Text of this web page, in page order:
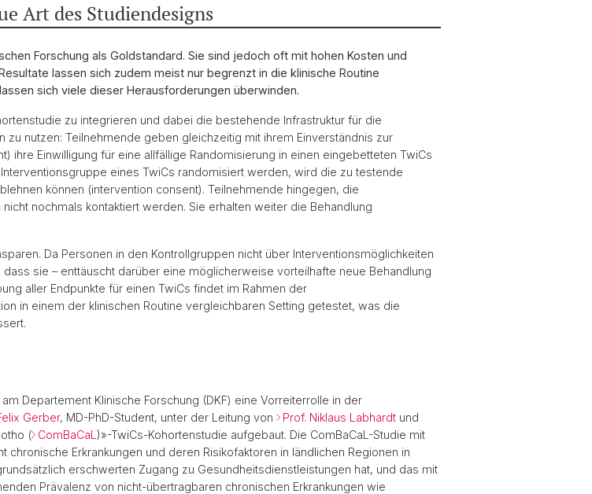
Art des Studiendesigns
Forschung als Goldstandard. Sie sind jedoch oft mit hohen Kosten und
lassen sich zudem meist nur begrenzt in die klinische Routine
sich viele dieser Herausforderungen überwinden.
zu integrieren und dabei die bestehende Infrastruktur für die
nutzen: Teilnehmende geben gleichzeitig mit ihrem Einverständnis zur
ihre Einwilligung für eine allfällige Randomisierung in einen eingebetteten TwiCs
eines TwiCs randomisiert werden, wird die zu testende
können (intervention consent). Teilnehmende hingegen, die
nochmals kontaktiert werden. Sie erhalten weiter die Behandlung
Da Personen in den Kontrollgruppen nicht über Interventionsmöglichkeiten
sie – enttäuscht darüber eine möglicherweise vorteilhafte neue Behandlung
aller Endpunkte für einen TwiCs findet im Rahmen der
in einem der klinischen Routine vergleichbaren Setting getestet, was die
Departement Klinische Forschung (DKF) eine Vorreiterrolle in der
Gerber, MD-PhD-Student, unter der Leitung von Prof. Niklaus Labhardt und
( ComBaCaL )»-TwiCs-Kohortenstudie aufgebaut. Die ComBaCaL-Studie mit
Erkrankungen und deren Risikofaktoren in ländlichen Regionen in
erschwerten Zugang zu Gesundheitsdienstleistungen hat, und das mit
Prävalenz von nicht-übertragbaren chronischen Erkrankungen wie